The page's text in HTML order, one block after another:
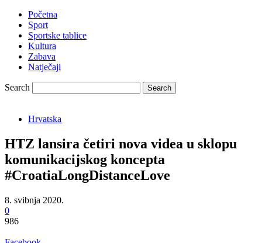
Početna
Sport
Sportske tablice
Kultura
Zabava
Natječaji
Search
Hrvatska
HTZ lansira četiri nova videa u sklopu
komunikacijskog koncepta
#CroatiaLongDistanceLove
8. svibnja 2020.
0
986